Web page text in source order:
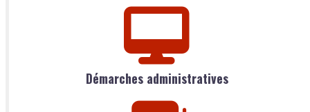
Démarches administratives